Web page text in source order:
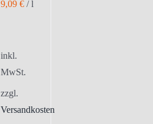
9,09 €/l
inkl.
MwSt.
zzgl.
Versandkosten